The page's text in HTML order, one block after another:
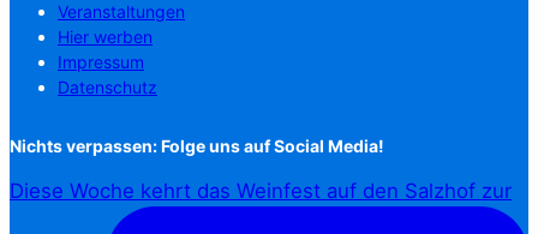
Veranstaltungen
Hier werben
Impressum
Datenschutz
Nichts verpassen: Folge uns auf Social Media!
Diese Woche kehrt das Weinfest auf den Salzhof zur